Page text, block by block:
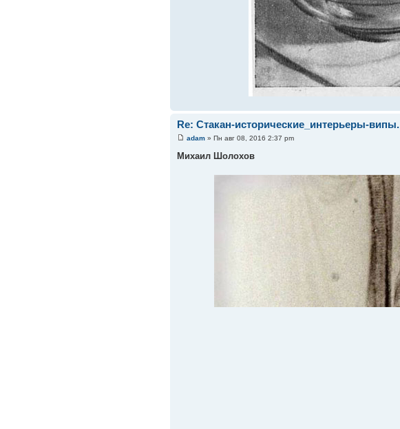
Re: Стакан-исторические_интерьеры-випы.
adam » Пн авг 08, 2016 2:37 pm
Михаил Шолохов